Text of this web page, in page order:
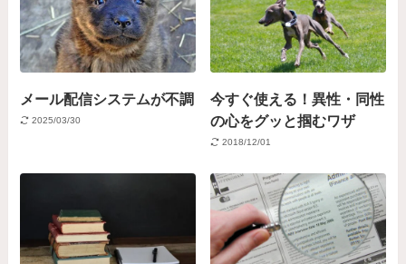
メール配信システムが不調
2025/03/30
今すぐ使える！異性・同性
の心をグッと掴むワザ
2018/12/01